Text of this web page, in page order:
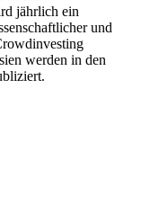
jährlich ein
und
werden in den